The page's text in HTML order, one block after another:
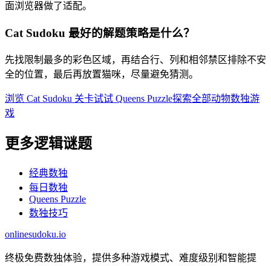
面浏览器做了适配。
Cat Sudoku 最好的解题策略是什么？
先找限制最多的彩色区域，再结合行、列和相邻禁区排除不安
全的位置，最后再放置猫咪，尽量避免猜测。
浏览 Cat Sudoku 关卡试试 Queens Puzzle探索全部动物数独游
戏
更多逻辑谜题
经典数独
每日数独
Queens Puzzle
数独技巧
onlinesudoku.io
终极免费数独体验，提供多种游戏模式、难度级别和智能提